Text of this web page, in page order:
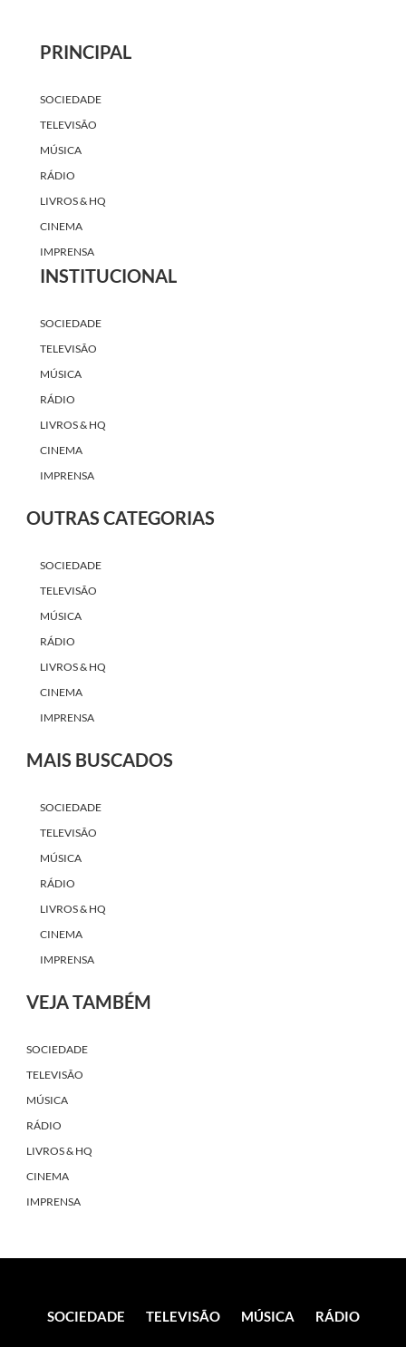
PRINCIPAL
SOCIEDADE
TELEVISÃO
MÚSICA
RÁDIO
LIVROS & HQ
CINEMA
IMPRENSA
INSTITUCIONAL
SOCIEDADE
TELEVISÃO
MÚSICA
RÁDIO
LIVROS & HQ
CINEMA
IMPRENSA
OUTRAS CATEGORIAS
SOCIEDADE
TELEVISÃO
MÚSICA
RÁDIO
LIVROS & HQ
CINEMA
IMPRENSA
MAIS BUSCADOS
SOCIEDADE
TELEVISÃO
MÚSICA
RÁDIO
LIVROS & HQ
CINEMA
IMPRENSA
VEJA TAMBÉM
SOCIEDADE
TELEVISÃO
MÚSICA
RÁDIO
LIVROS & HQ
CINEMA
IMPRENSA
SOCIEDADE TELEVISÃO MÚSICA RÁDIO